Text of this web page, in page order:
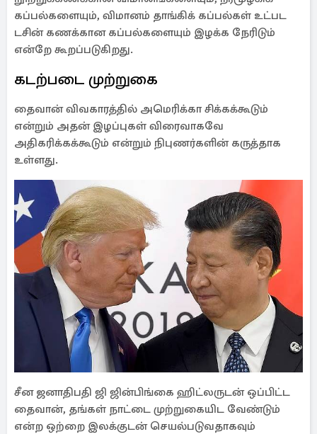
கப்பல்களையும், விமானம் தாங்கிக் கப்பல்கள் உட்பட
டசின் கணக்கான கப்பல்களையும் இழக்க நேரிடும்
என்றே கூறப்படுகிறது.
கடற்படை முற்றுகை
தைவான் விவகாரத்தில் அமெரிக்கா சிக்கக்கூடும்
என்றும் அதன் இழப்புகள் விரைவாகவே
அதிகரிக்கக்கூடும் என்றும் நிபுணர்களின் கருத்தாக
உள்ளது.
சீன ஜனாதிபதி ஜி ஜின்பிங்கை ஹிட்லருடன் ஒப்பிட்ட
தைவான், தங்கள் நாட்டை முற்றுகையிட வேண்டும்
என்ற ஒற்றை இலக்குடன் செயல்படுவதாகவும்